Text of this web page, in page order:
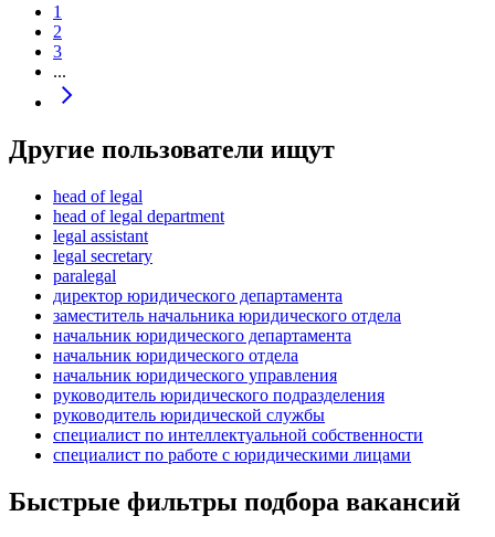
1
2
3
...
Другие пользователи ищут
head of legal
head of legal department
legal assistant
legal secretary
paralegal
директор юридического департамента
заместитель начальника юридического отдела
начальник юридического департамента
начальник юридического отдела
начальник юридического управления
руководитель юридического подразделения
руководитель юридической службы
специалист по интеллектуальной собственности
специалист по работе с юридическими лицами
Быстрые фильтры подбора вакансий